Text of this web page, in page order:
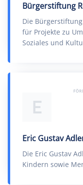
Bürgerstiftung
Die
für Projekte zu
Soziales und
E
Eric Gustav
Die Eric Gustav
Kindern sowie